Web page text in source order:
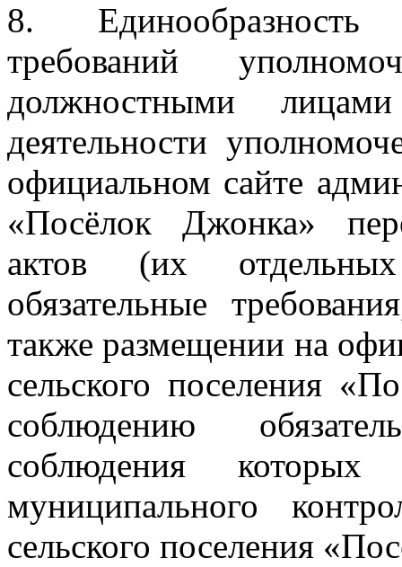
8. Единообразность
требований
должностными
деятельности
официальном сайте
«Посёлок Джонка»
актов (их
обязательные
также размещении на
сельского поселения
соблюдению
соблюдения
муниципального
сельского поселения